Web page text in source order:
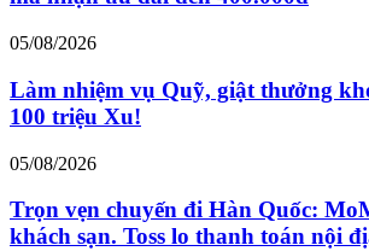
05/08/2026
Làm nhiệm vụ Quỹ, giật thưởng
100 triệu Xu!
05/08/2026
Trọn vẹn chuyến đi Hàn Quốc:
khách sạn. Toss lo thanh toán nội